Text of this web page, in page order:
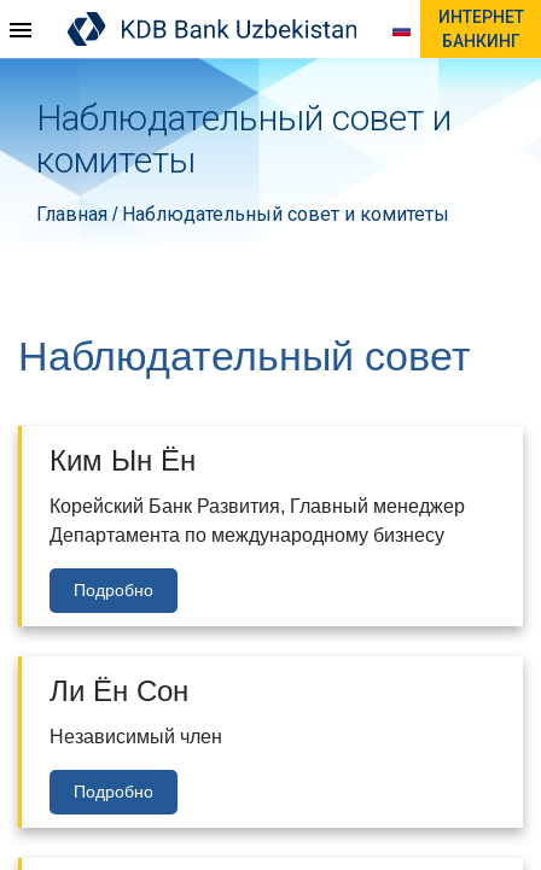
ИНТЕРНЕТ
БАНКИНГ
Наблюдательный совет и
комитеты
Главная / Наблюдательный совет и комитеты
Наблюдательный совет
Ким Ын Ён
Корейский Банк Развития, Главный менеджер
Департамента по международному бизнесу
Подробно
Ли Ён Сон
Независимый член
Подробно